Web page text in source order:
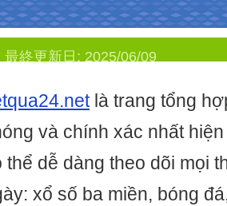
最終更新日: 2025/06/09
là trang tổng
và chính xác nhất
thể dễ dàng theo dõi mọi
xổ số ba miền, bóng